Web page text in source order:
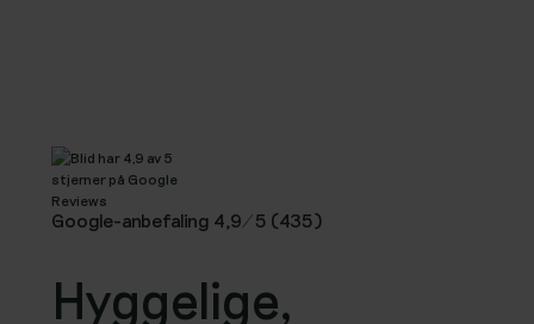
Google-anbefaling 4,9/5 (435)
Hyggelige,